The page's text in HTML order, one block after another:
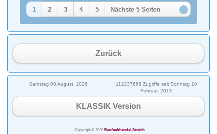
1 2 3 4 5 Nächste 5 Seiten
Zurück
Samstag 08 August, 2026
112237668 Zugriffe seit Sonntag 10
Februar, 2013
KLASSIK Version
Copyright © 2026 Baufachhandel Streich